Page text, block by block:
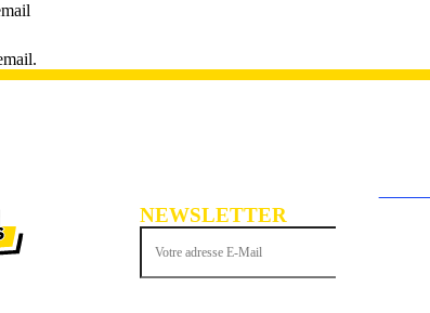
NEWSLETTER